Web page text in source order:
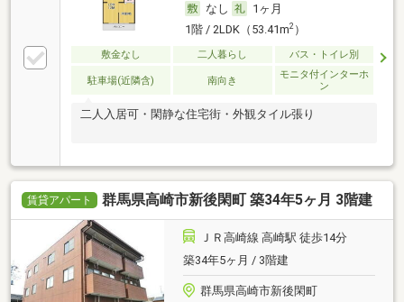
なし
1ヶ月
1階 / 2LDK（53.41m2）
敷金なし 二人暮らし バス・トイレ別
駐車場(近隣含) 南向き
モニタ付インターホ
ン
二人入居可・閑静な住宅街・外観タイル張り
賃貸アパート 群馬県高崎市新後閑町 築34年5ヶ月 3階建
ＪＲ高崎線 高崎駅 徒歩14分
築34年5ヶ月 / 3階建
群馬県高崎市新後閑町